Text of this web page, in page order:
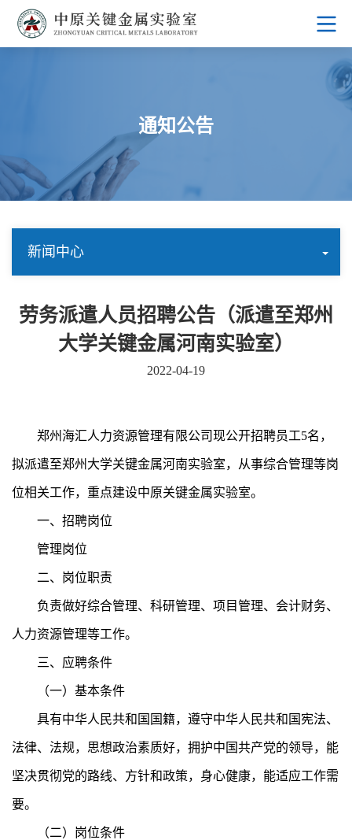
通知公告
新闻中心
劳务派遣人员招聘公告（派遣至郑州
大学关键金属河南实验室）
2022-04-19
郑州海汇人力资源管理有限公司现公开招聘员工5名，
拟派遣至郑州大学关键金属河南实验室，从事综合管理等岗
位相关工作，重点建设中原关键金属实验室。
一、招聘岗位
管理岗位
二、岗位职责
负责做好综合管理、科研管理、项目管理、会计财务、
人力资源管理等工作。
三、应聘条件
（一）基本条件
具有中华人民共和国国籍，遵守中华人民共和国宪法、
法律、法规，思想政治素质好，拥护中国共产党的领导，能
坚决贯彻党的路线、方针和政策，身心健康，能适应工作需
要。
（二）岗位条件